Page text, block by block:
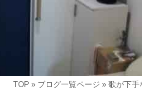
TOP » ブログ一覧ページ » 歌が下手